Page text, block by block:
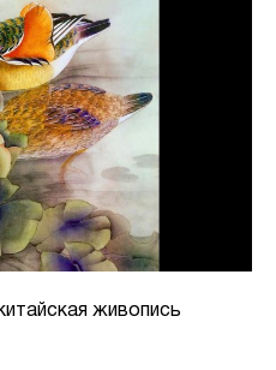
живопись